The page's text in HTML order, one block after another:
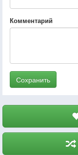
Комментарий
Сохранить